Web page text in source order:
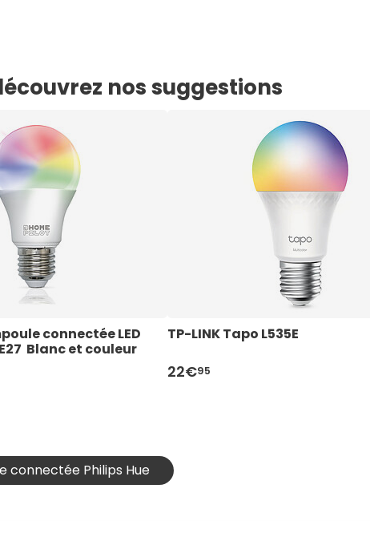
nos suggestions
connectée LED
Blanc et couleur
TP-LINK Tapo L535E
22€95
connectée Philips Hue